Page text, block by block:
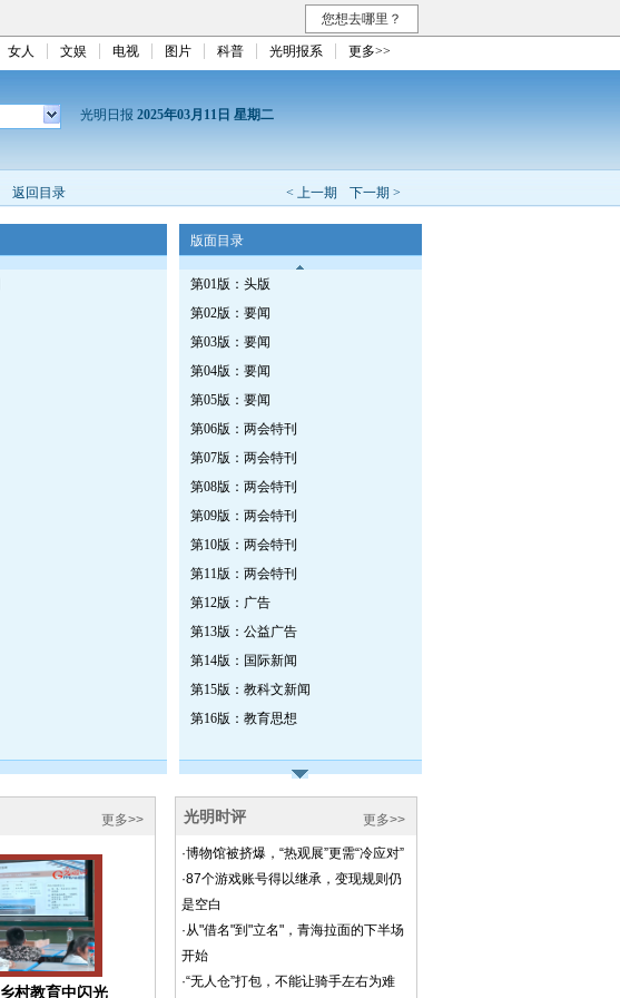
您想去哪里？
女人 文娱 电视 图片 科普 光明报系 更多>>
光明日报 2025年03月11日 星期二
< 上一期 下一期 >
返回目录
版面目录
第01版：头版
第02版：要闻
第03版：要闻
第04版：要闻
第05版：要闻
第06版：两会特刊
第07版：两会特刊
第08版：两会特刊
第09版：两会特刊
第10版：两会特刊
第11版：两会特刊
第12版：广告
第13版：公益广告
第14版：国际新闻
第15版：教科文新闻
第16版：教育思想